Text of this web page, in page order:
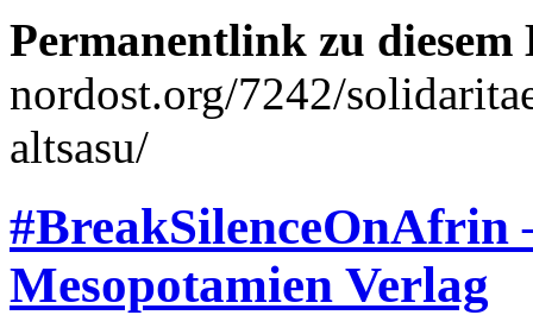
Permanentlink zu
nordost.org/7242/
altsasu/
#BreakSilenceOnAfrin
Mesopotamien Verlag